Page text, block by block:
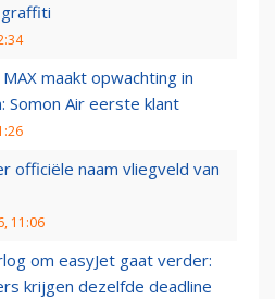
maakt opwachting in
Somon Air eerste klant
officiële naam vliegveld van
11:06
om easyJet gaat verder:
krijgen dezelfde deadline